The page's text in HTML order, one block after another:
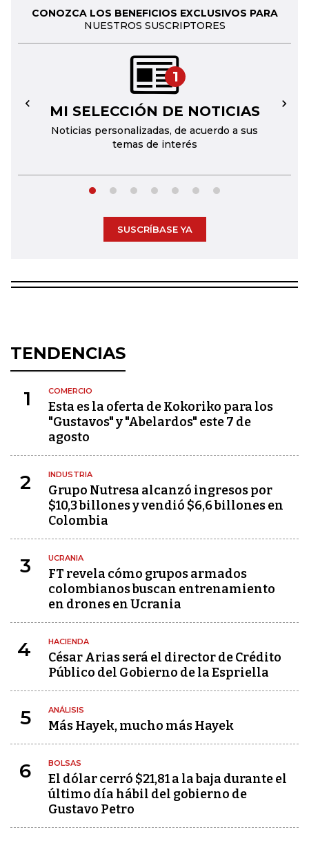
CONOZCA LOS BENEFICIOS EXCLUSIVOS PARA
NUESTROS SUSCRIPTORES
1
MI SELECCIÓN DE NOTICIAS
Noticias personalizadas, de acuerdo a sus
temas de interés
← →
SUSCRÍBASE YA
TENDENCIAS
1 COMERCIO
Esta es la oferta de Kokoriko para los
"Gustavos" y "Abelardos" este 7 de
agosto
2 INDUSTRIA
Grupo Nutresa alcanzó ingresos por
$10,3 billones y vendió $6,6 billones en
Colombia
3 UCRANIA
FT revela cómo grupos armados
colombianos buscan entrenamiento
en drones en Ucrania
4 HACIENDA
César Arias será el director de Crédito
Público del Gobierno de la Espriella
5 ANÁLISIS
Más Hayek, mucho más Hayek
6 BOLSAS
El dólar cerró $21,81 a la baja durante el
último día hábil del gobierno de
Gustavo Petro